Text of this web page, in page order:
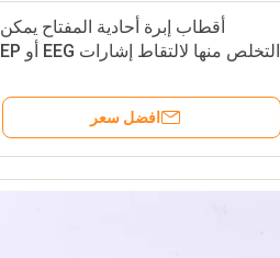
أقطاب إبرة أحادية المفتاح يمكن
التخلص منها لالتقاط إشارات EEG أو EP
افضل سعر